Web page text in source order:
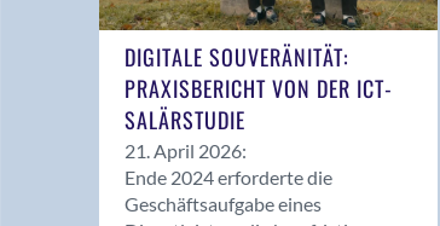
DIGITALE SOUVERÄNITÄT:
PRAXISBERICHT VON DER ICT-
SALÄRSTUDIE
21. April 2026:
Ende 2024 erforderte die
Geschäftsaufgabe eines